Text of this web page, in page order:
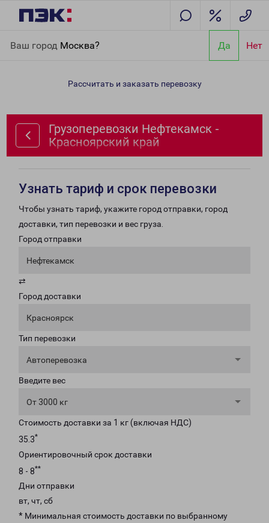
Ваш город Москва? Да Нет
Красноярский край
Рассчитать и заказать перевозку
Грузоперевозки Нефтекамск -
Красноярский край
Узнать тариф и срок перевозки
Чтобы узнать тариф, укажите город отправки, город
доставки, тип перевозки и вес груза.
Город отправки
Нефтекамск
⇄
Город доставки
Красноярск
Тип перевозки
Автоперевозка
Введите вес
От 3000 кг
Стоимость доставки за 1 кг (включая НДС)
35.3*
Ориентировочный срок доставки
8 - 8**
Дни отправки
вт, чт, сб
* Минимальная стоимость доставки по выбранному